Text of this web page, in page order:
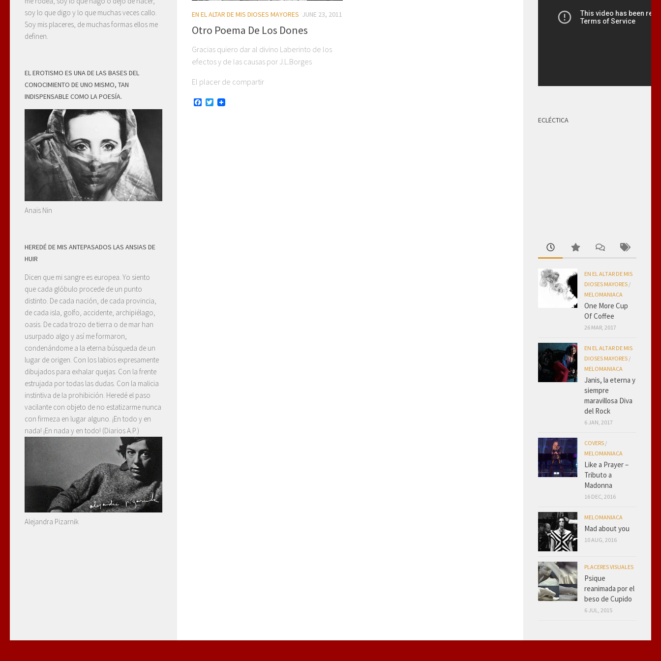
EN EL ALTAR DE MIS DIOSES MAYORES JUNE 23, 2011
Otro Poema De Los Dones
Gracias quiero dar al divino Laberinto de los
efectos y de las causas por J.L.Borges
El placer de compartir
Facebook
Twitter
soy lo que digo y lo que muchas veces callo.
Soy mis placeres, de muchas formas ellos me
definen.
EL EROTISMO ES UNA DE LAS BASES DEL
CONOCIMIENTO DE UNO MISMO, TAN
INDISPENSABLE COMO LA POESÍA.
Anaïs Nin
HEREDÉ DE MIS ANTEPASADOS LAS ANSIAS DE
HUIR
Dicen que mi sangre es europea. Yo siento
que cada glóbulo procede de un punto
distinto. De cada nación, de cada provincia,
de cada isla, golfo, accidente, archipiélago,
oasis. De cada trozo de tierra o de mar han
usurpado algo y así me formaron,
condenándome a la eterna búsqueda de un
lugar de origen. Con los labios expresamente
dibujados para exhalar quejas. Con la frente
estrujada por todas las dudas. Con la malicia
instintiva de la prohibición. Heredé el paso
vacilante con objeto de no estatizarme nunca
con firmeza en lugar alguno. ¡En todo y en
nada! ¡En nada y en todo! (Diarios A.P.)
Alejandra Pizarnik
ECLÉCTICA
EN EL ALTAR DE MIS
DIOSES MAYORES /
MELOMANIACA
One More Cup
Of Coffee
26 MAR, 2017
EN EL ALTAR DE MIS
DIOSES MAYORES /
MELOMANIACA
Janis, la eterna y
siempre
maravillosa Diva
del Rock
6 JAN, 2017
COVERS /
MELOMANIACA
Like a Prayer –
Tributo a
Madonna
16 DEC, 2016
MELOMANIACA
Mad about you
10 AUG, 2016
PLACERES VISUALES
Psique
reanimada por el
beso de Cupido
6 JUL, 2015